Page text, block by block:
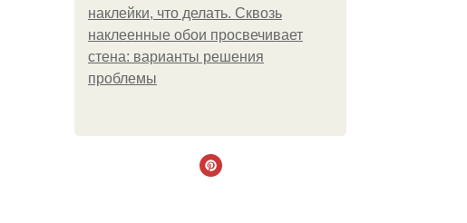
наклейки, что делать. Сквозь
наклеенные обои просвечивает
стена: варианты решения
проблемы